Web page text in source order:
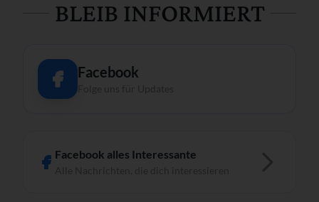
BLEIB INFORMIERT
Facebook
Facebook alles Interessante